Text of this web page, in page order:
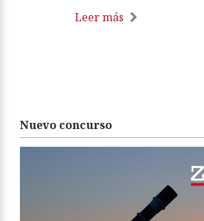
Leer más
Nuevo concurso